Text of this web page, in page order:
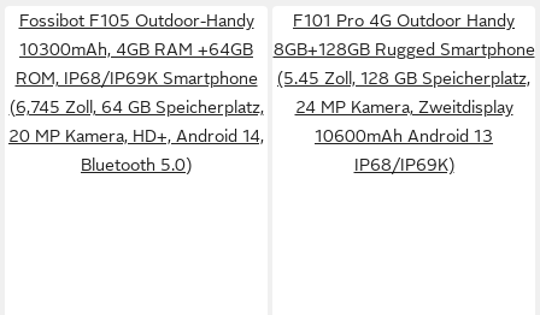
Fossibot F105 Outdoor-Handy
10300mAh, 4GB RAM +64GB
ROM, IP68/IP69K Smartphone
(6,745 Zoll, 64 GB Speicherplatz,
20 MP Kamera, HD+, Android 14,
Bluetooth 5.0)
F101 Pro 4G Outdoor Handy
8GB+128GB Rugged Smartphone
(5.45 Zoll, 128 GB Speicherplatz,
24 MP Kamera, Zweitdisplay
10600mAh Android 13
IP68/IP69K)